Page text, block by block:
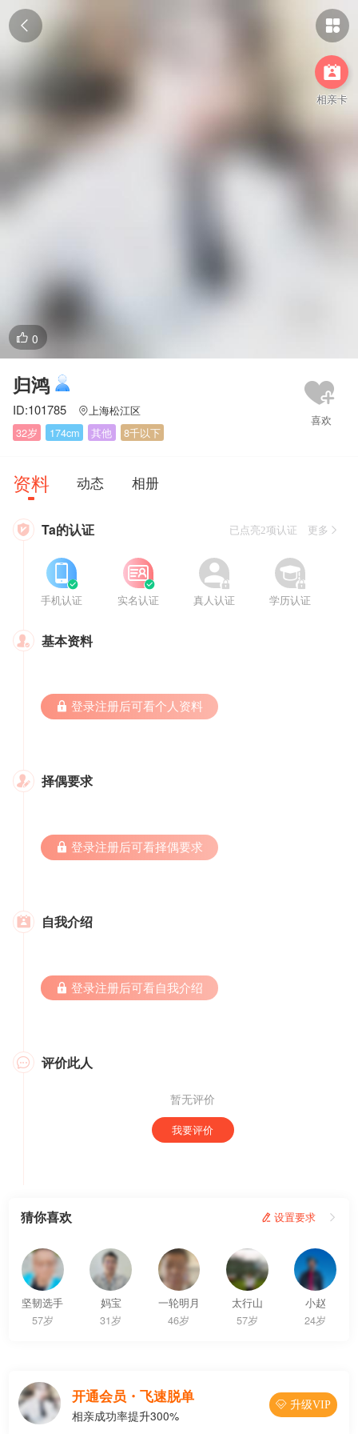
 

相亲卡
 0
归鸿
ID:101785 上海松江区
32岁
174cm 其他 8千以下
资料 动态 相册
 Ta的认证 已点亮2项认证 更多

手机认证


实名认证


真人认证


学历认证
 基本资料
 登录注册后可看个人资料
 择偶要求
 登录注册后可看择偶要求
 自我介绍
 登录注册后可看自我介绍
 评价此人
暂无评价
我要评价
猜你喜欢  设置要求 
坚韧选手
57岁
妈宝
31岁
一轮明月
46岁
太行山
57岁
小赵
24岁
开通会员・飞速脱单
相亲成功率提升300%
 升级VIP